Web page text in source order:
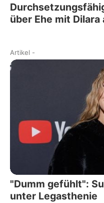
über Ehe mit Dilara
Artikel -
"Dumm gefühlt":
unter Legasthenie